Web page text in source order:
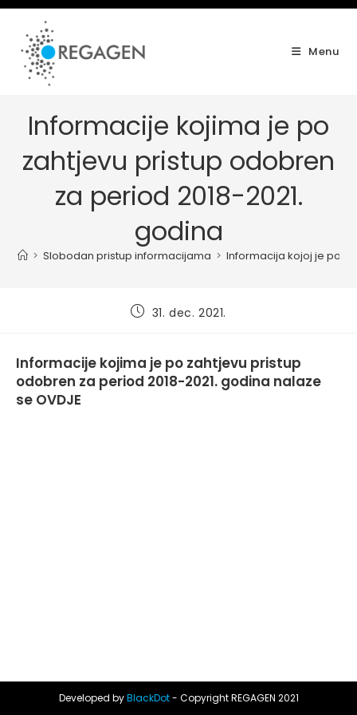
Skip
content
Menu
Informacije kojima je po
zahtjevu pristup odobren
za period 2018-2021.
godina
> Slobodan pristup informacijama > Informacija kojoj je po
Post31. dec. 2021.
Informacije kojima je po zahtjevu pristup
odobren za period 2018-2021. godina nalaze
se OVDJE
Developed byBlackDot- Copyright REGAGEN 2021